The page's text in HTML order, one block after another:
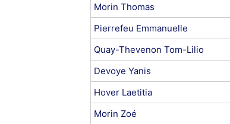
Morin Thomas
Pierrefeu Emmanuelle
Quay-Thevenon Tom-Lilio
Devoye Yanis
Hover Laetitia
Morin Zoé